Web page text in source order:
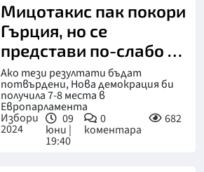
Мицотакис пак покори
Гърция, но се
представи по-слабо от
очакваното
Ако тези резултати бъдат
потвърдени, Нова демокрация би
получила 7-8 места в
Европарламента
Избори
2024
09
юни |
19:40
0
коментара
682